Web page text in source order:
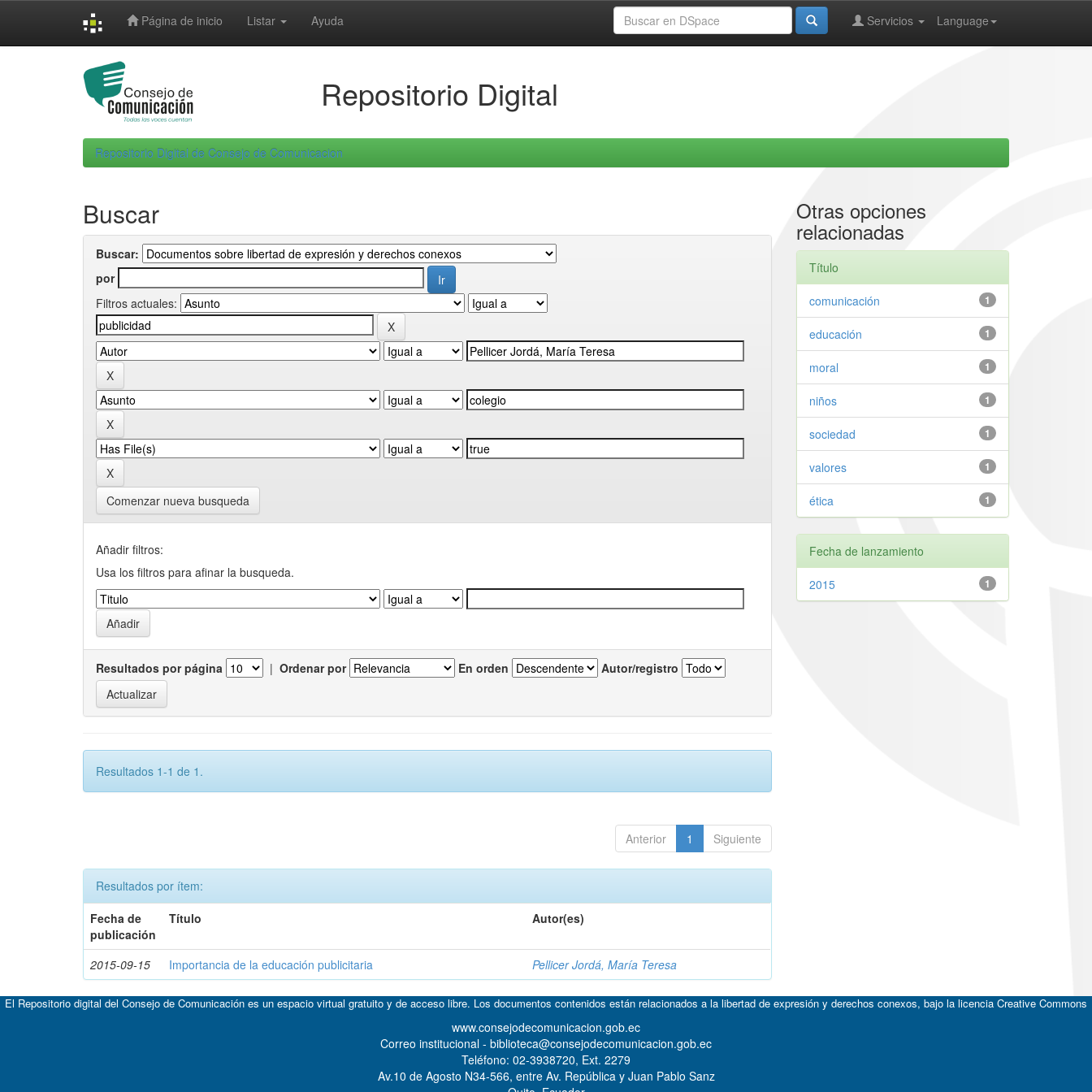
Página de inicio Listar Ayuda Language
Servicios
Repositorio Digital
Repositorio Digital de Consejo de Comunicacion
Buscar
Buscar:
por
Filtros actuales:
Comenzar nueva busqueda
Añadir filtros:
Usa los filtros para afinar la busqueda.
Resultados por página | Ordenar por En orden Autor/registro
Resultados 1-1 de 1.
Anterior 1 Siguiente
Resultados por ítem:
Fecha de
publicación
Título Autor(es)
2015-09-15 Importancia de la educación publicitaria Pellicer Jordá, María Teresa
Otras opciones
relacionadas
Título
1
comunicación
1
educación
1
moral
1
niños
1
sociedad
1
valores
1
ética
Fecha de lanzamiento
1
2015
El Repositorio digital del Consejo de Comunicación es un espacio virtual gratuito y de acceso libre. Los documentos contenidos están relacionados a la libertad de expresión y derechos conexos, bajo la licencia Creative Commons
www.consejodecomunicacion.gob.ec
Correo institucional - biblioteca@consejodecomunicacion.gob.ec
Teléfono: 02-3938720, Ext. 2279
Av.10 de Agosto N34-566, entre Av. República y Juan Pablo Sanz